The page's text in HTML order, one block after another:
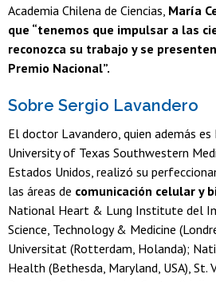
Academia Chilena de Ciencias, María
que “tenemos que impulsar a las
reconozca su trabajo y se
Premio Nacional”.
Sobre Sergio Lavandero
El doctor Lavandero, quien además
University of Texas Southwestern
Estados Unidos, realizó su
las áreas de comunicación celular y
National Heart & Lung Institute del
Science, Technology & Medicine
Universitat (Rotterdam, Holanda);
Health (Bethesda, Maryland, USA), St.